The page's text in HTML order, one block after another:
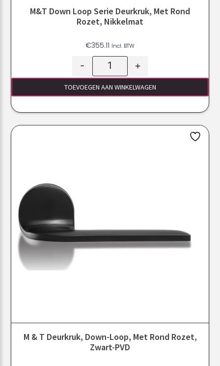
M&T Down Loop Serie Deurkruk, Met Rond
Rozet, Nikkelmat
€355.11 Incl. BTW
- +
TOEVOEGEN AAN WINKELWAGEN
M & T Deurkruk, Down-Loop, Met Rond Rozet,
Zwart-PVD